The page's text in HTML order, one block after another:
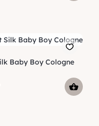
Baby Boy Cologne